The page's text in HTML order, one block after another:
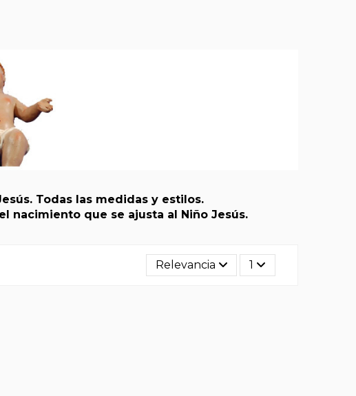
Todas las medidas y estilos.
nacimiento que se ajusta al Niño Jesús.
Relevancia 1